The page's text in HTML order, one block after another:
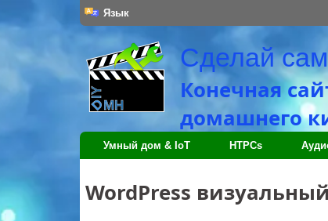
Язык
Сделай
Конечная
домашнего
Умный дом & IoT HTPCs
WordPress